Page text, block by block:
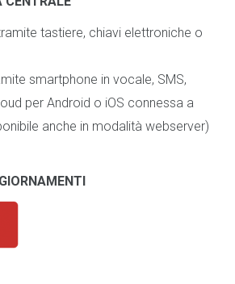
tastiere, chiavi elettroniche o
smartphone in vocale, SMS,
per Android o iOS connessa a
anche in modalità webserver)